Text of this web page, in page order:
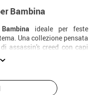
Bambina
ideale per feste
Una collezione pensata
assassin's creed con capi
molto realistica.